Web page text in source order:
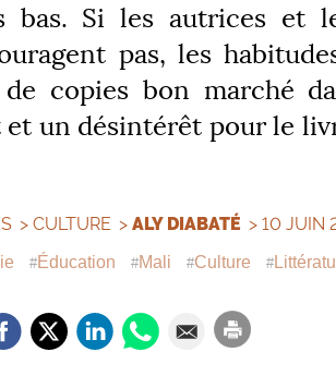
bas. Si les autrices et
pas, les
de copies bon marché
et un désintérêt pour le
> CULTURE >ALY DIABATÉ > 10 JUIN
Éducation Mali Culture